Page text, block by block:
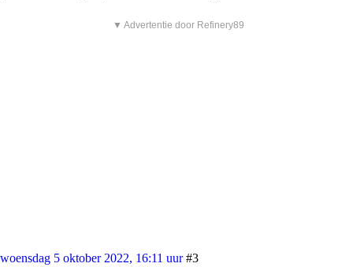
▼ Advertentie door Refinery89
woensdag 5 oktober 2022, 16:11 uur #3